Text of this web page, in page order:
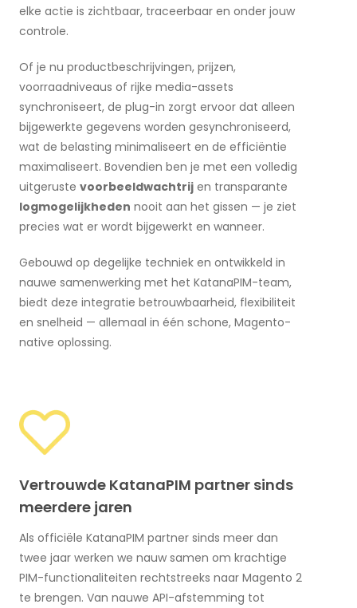
elke actie is zichtbaar, traceerbaar en onder jouw
controle.
Of je nu productbeschrijvingen, prijzen,
voorraadniveaus of rijke media-assets
synchroniseert, de plug-in zorgt ervoor dat alleen
bijgewerkte gegevens worden gesynchroniseerd,
wat de belasting minimaliseert en de efficiëntie
maximaliseert. Bovendien ben je met een volledig
uitgeruste voorbeeldwachtrij en transparante
logmogelijkheden nooit aan het gissen — je ziet
precies wat er wordt bijgewerkt en wanneer.
Gebouwd op degelijke techniek en ontwikkeld in
nauwe samenwerking met het KatanaPIM-team,
biedt deze integratie betrouwbaarheid, flexibiliteit
en snelheid — allemaal in één schone, Magento-
native oplossing.
Vertrouwde KatanaPIM partner sinds
meerdere jaren
Als officiële KatanaPIM partner sinds meer dan
twee jaar werken we nauw samen om krachtige
PIM-functionaliteiten rechtstreeks naar Magento 2
te brengen. Van nauwe API-afstemming tot